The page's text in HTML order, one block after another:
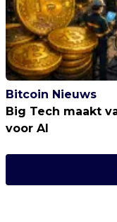
Bitcoin Nieuws
Big Tech maakt
voor AI